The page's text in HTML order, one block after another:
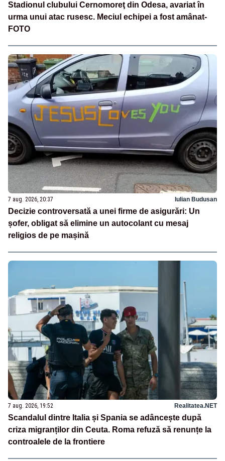
Stadionul clubului Cernomoreţ din Odesa, avariat în
urma unui atac rusesc. Meciul echipei a fost amânat-
FOTO
7 aug. 2026, 20:37 Iulian Budusan
Decizie controversată a unei firme de asigurări: Un
șofer, obligat să elimine un autocolant cu mesaj
religios de pe mașină
7 aug. 2026, 19:52 Realitatea.NET
Scandalul dintre Italia și Spania se adâncește după
criza migranților din Ceuta. Roma refuză să renunțe la
controalele de la frontiere